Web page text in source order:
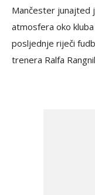
Mančester junajted
atmosfera oko
posljednje riječi
trenera Ralfa